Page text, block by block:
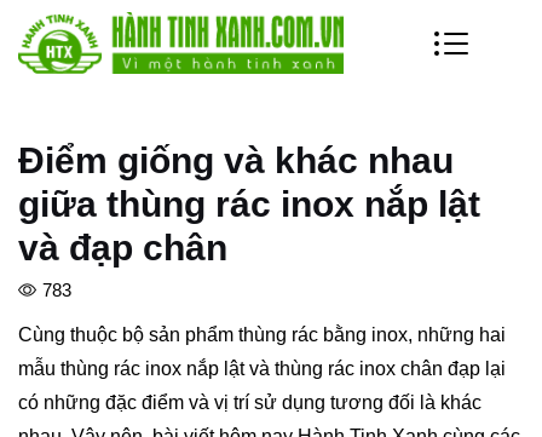
Điểm giống và khác nhau
giữa thùng rác inox nắp lật
và đạp chân
783
Cùng thuộc bộ sản phẩm thùng rác bằng inox, những hai
mẫu thùng rác inox nắp lật và thùng rác inox chân đạp lại
có những đặc điểm và vị trí sử dụng tương đối là khác